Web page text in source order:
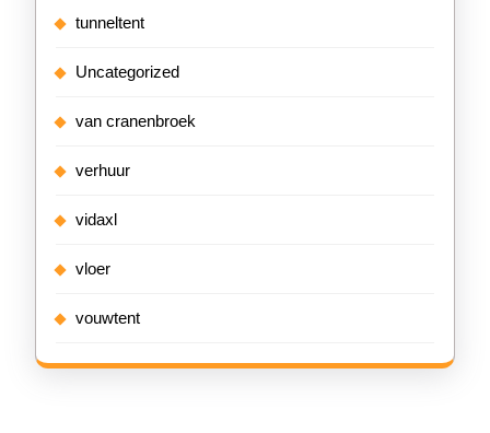
tunneltent
Uncategorized
van cranenbroek
verhuur
vidaxl
vloer
vouwtent